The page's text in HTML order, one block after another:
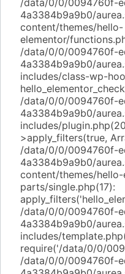
/data/0/0/0094760f-
4a3384b9a9b0/
content/themes/hello-
elementor/
/data/0/0/0094760f-
4a3384b9a9b0/
includes/class-wp-
/data/0/0/0094760f-
4a3384b9a9b0/
includes/
>apply_filters(true,
/data/0/0/0094760f-
4a3384b9a9b0/
content/themes/
parts/single.php(17):
/data/0/0/0094760f-
4a3384b9a9b0/
includes/
require('/data/0/0/
/data/0/0/0094760f-